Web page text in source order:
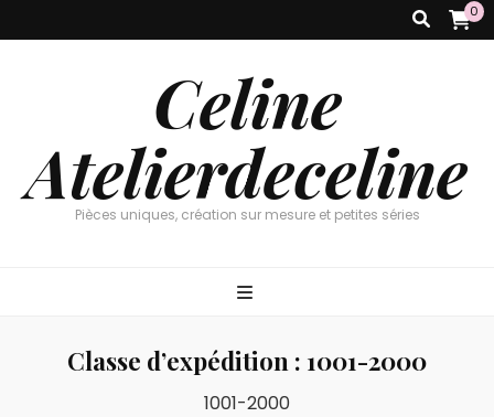
0
Celine
Atelierdeceline
Pièces uniques, création sur mesure et petites séries
Classe d’expédition : 1001-2000
1001-2000